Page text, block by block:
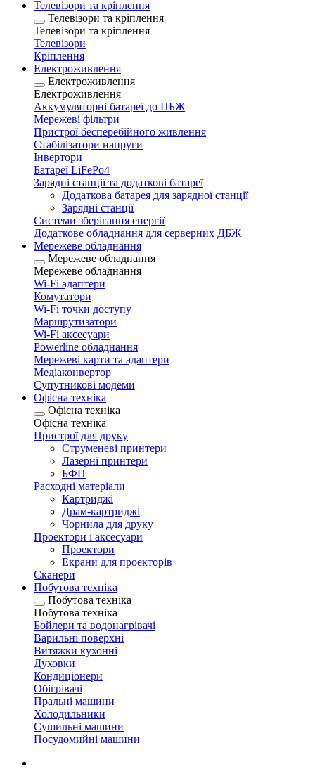
Телевізори та кріплення
Телевізори та кріплення
Телевізори та кріплення
Телевізори
Кріплення
Електроживлення
Електроживлення
Електроживлення
Аккумуляторні батареї до ПБЖ
Мережеві фільтри
Пристрої бесперебійного живлення
Стабілізатори напруги
Інвертори
Батареї LiFePo4
Зарядні станції та додаткові батареї
Додаткова батарея для зарядної станції
Зарядні станції
Системи зберігання енергії
Додаткове обладнання для серверних ДБЖ
Мережеве обладнання
Мережеве обладнання
Мережеве обладнання
Wi-Fi адаптери
Комутатори
Wi-Fi точки доступу
Маршрутизатори
Wi-Fi аксесуари
Рowerline обладнання
Мережеві карти та адаптери
Медіаконвертор
Супутникові модеми
Офісна техніка
Офісна техніка
Офісна техніка
Пристрої для друку
Струменеві принтери
Лазерні принтери
БФП
Расходні матеріали
Картриджі
Драм-картриджі
Чорнила для друку
Проектори і аксесуари
Проектори
Екрани для проекторів
Сканери
Побутова техніка
Побутова техніка
Побутова техніка
Бойлери та водонагрівачі
Варильні поверхні
Витяжки кухонні
Духовки
Кондиціонери
Обігрівачі
Пральні машини
Холодильники
Сушильні машини
Посудомийні машини